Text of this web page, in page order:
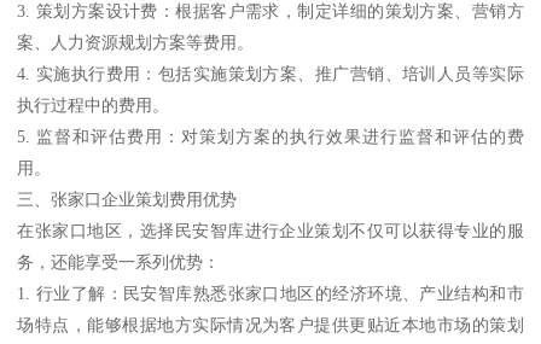
3. 策划方案设计费：根据客户需求，制定详细的策划方案、营销方
案、人力资源规划方案等费用。
4. 实施执行费用：包括实施策划方案、推广营销、培训人员等实际
执行过程中的费用。
5. 监督和评估费用：对策划方案的执行效果进行监督和评估的费
用。
三、张家口企业策划费用优势
在张家口地区，选择民安智库进行企业策划不仅可以获得专业的服
务，还能享受一系列优势：
1. 行业了解：民安智库熟悉张家口地区的经济环境、产业结构和市
场特点，能够根据地方实际情况为客户提供更贴近本地市场的策划